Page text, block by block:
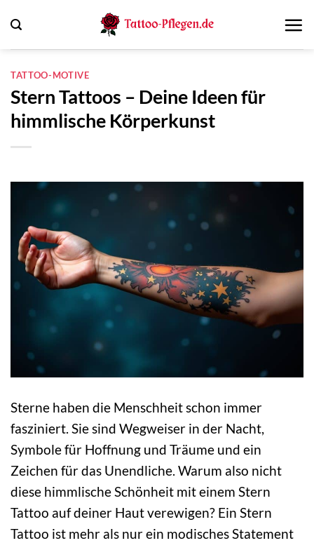
Inhalt
springen
TATTOO-MOTIVE
Stern Tattoos – Deine Ideen für
himmlische Körperkunst
Sterne haben die Menschheit schon immer
fasziniert. Sie sind Wegweiser in der Nacht,
Symbole für Hoffnung und Träume und ein
Zeichen für das Unendliche. Warum also nicht
diese himmlische Schönheit mit einem Stern
Tattoo auf deiner Haut verewigen? Ein Stern
Tattoo ist mehr als nur ein modisches Statement